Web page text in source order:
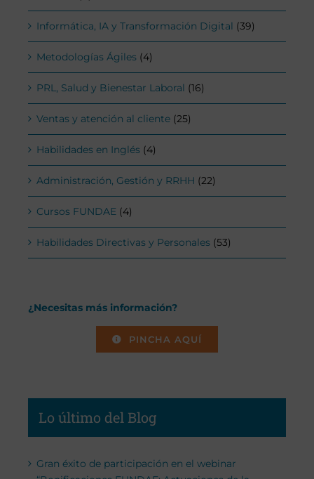
Informática, IA y Transformación Digital (39)
Metodologías Ágiles (4)
PRL, Salud y Bienestar Laboral (16)
Ventas y atención al cliente (25)
Habilidades en Inglés (4)
Administración, Gestión y RRHH (22)
Cursos FUNDAE (4)
Habilidades Directivas y Personales (53)
¿Necesitas más información?
PINCHA AQUÍ
Lo último del Blog
Gran éxito de participación en el webinar